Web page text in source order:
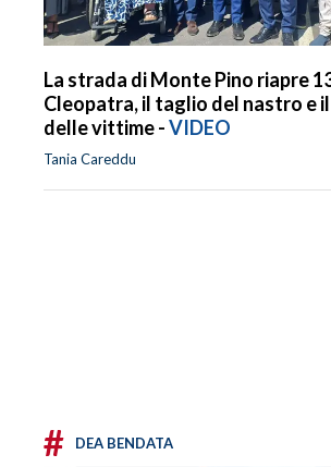
La strada di Monte Pino riapre
Cleopatra, il taglio del nastro e
delle vittime -VIDEO
Tania Careddu
# DEA BENDATA